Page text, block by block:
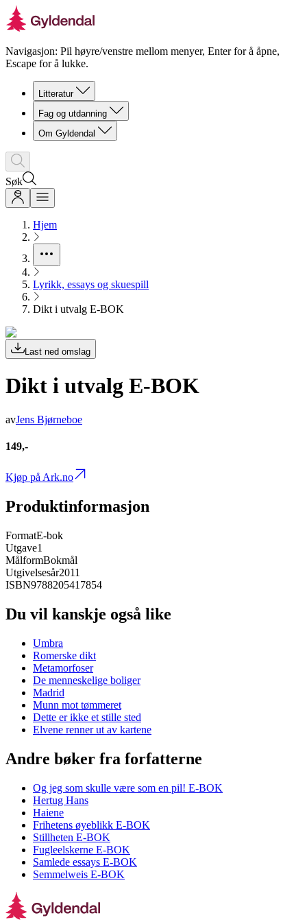
Navigasjon: Pil høyre/venstre mellom menyer, Enter for å åpne,
Escape for å lukke.
Litteratur
Fag og utdanning
Om Gyldendal
Søk
Hjem
Lyrikk, essays og skuespill
Dikt i utvalg E-BOK
Last ned omslag
Dikt i utvalg E-BOK
avJens Bjørneboe
149,-
Kjøp på Ark.no
Produktinformasjon
FormatE-bok
Utgave1
MålformBokmål
Utgivelsesår2011
ISBN9788205417854
Du vil kanskje også like
Umbra
Romerske dikt
Metamorfoser
De menneskelige boliger
Madrid
Munn mot tømmeret
Dette er ikke et stille sted
Elvene renner ut av kartene
Andre bøker fra forfatterne
Og jeg som skulle være som en pil! E-BOK
Hertug Hans
Haiene
Frihetens øyeblikk E-BOK
Stillheten E-BOK
Fugleelskerne E-BOK
Samlede essays E-BOK
Semmelweis E-BOK